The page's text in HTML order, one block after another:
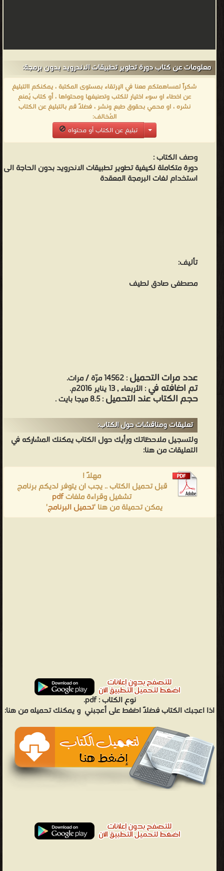
معلومات عن كتاب دورة تطوير تطبيقات الاندرويد بدون برمجة:
شكراً لمساهمتكم معنا في الإرتقاء بمستوى المكتبة ، يمكنكم االتبليغ
عن اخطاء او سوء اختيار للكتب وتصنيفها ومحتواها ، أو كتاب يُمنع
نشره ، او محمي بحقوق طبع ونشر ، فضلاً قم بالتبليغ عن الكتاب
المُخالف:
تبليغ عن الكتاب أو محتواه
وصف الكتاب :
دورة متكاملة لكيفية تطوير تطبيقات الاندرويد بدون الحاجة الى
استخدام لغات البرمجة المعقدة
تأليف:
مصطفى صادق لطيف
عدد مرات التحميل: 14562 مرّة / مرات.
تم اضافته في: الأربعاء , 13 يناير 2016م.
حجم الكتاب عند التحميل: 8.5 ميجا بايت .
تعليقات ومناقشات حول الكتاب:
ولتسجيل ملاحظاتك ورأيك حول الكتاب يمكنك المشاركه في
التعليقات من هنا:
مهلاً !
قبل تحميل الكتاب .. يجب ان يتوفر لديكم برنامج
تشغيل وقراءة ملفاتpdf
يمكن تحميلة من هنا 'تحميل البرنامج'
نوع الكتاب :pdf.
اذا اعجبك الكتاب فضلاً اضغط على أعجبني و يمكنك تحميله من هنا: